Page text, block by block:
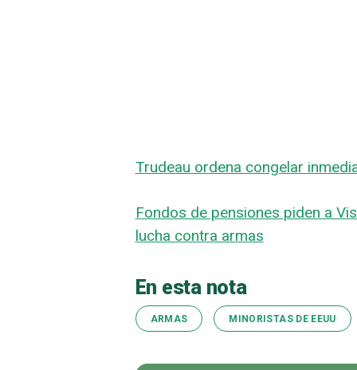
Trudeau ordena congelar
Fondos de pensiones piden a
lucha contra armas
En esta nota
ARMAS MINORISTAS DE EEUU